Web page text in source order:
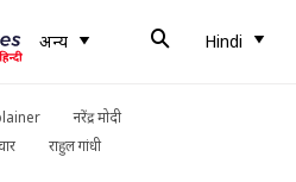
अन्य Hindi
नरेंद्र मोदी
राहुल गांधी